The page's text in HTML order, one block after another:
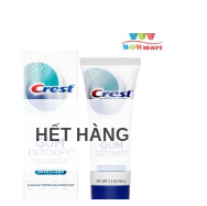
HẾT HÀNG